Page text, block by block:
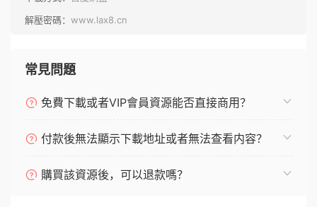
解壓密碼： www.lax8.cn
常見問題
免費下載或者VIP會員資源能否直接商用？
付款後無法顯示下載地址或者無法查看内容？
購買該資源後，可以退款嗎？